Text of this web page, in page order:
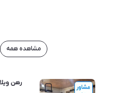
مشاهده همه
رهن